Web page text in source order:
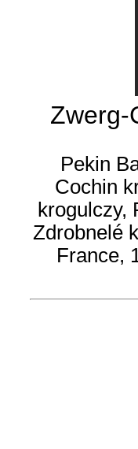
Zwerg-
Pekin
Cochin
krogulczy,
Zdrobnelé
France,